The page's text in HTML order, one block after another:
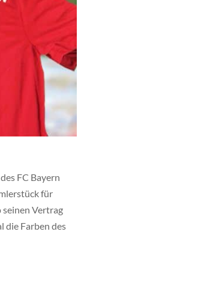
FC Bayern
für
seinen Vertrag
die Farben des